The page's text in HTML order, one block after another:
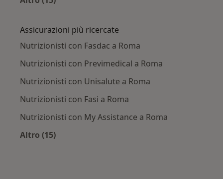
Assicurazioni più ricercate
Nutrizionisti con Fasdac a Roma
Nutrizionisti con Previmedical a Roma
Nutrizionisti con Unisalute a Roma
Nutrizionisti con Fasi a Roma
Nutrizionisti con My Assistance a Roma
Altro (15)